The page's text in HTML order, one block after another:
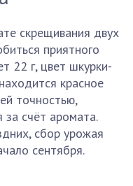
скрещивания двух
приятного
22 г, цвет шкурки-
красное
точностью,
за счёт аромата.
сбор урожая
сентября.